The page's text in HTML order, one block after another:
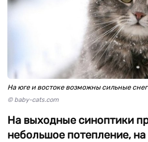
На юге и востоке возможны сильные
© baby-cats.com
На выходные синоптики
небольшое потепление,